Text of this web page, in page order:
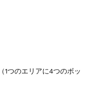
1つのエリアに4つのボッ